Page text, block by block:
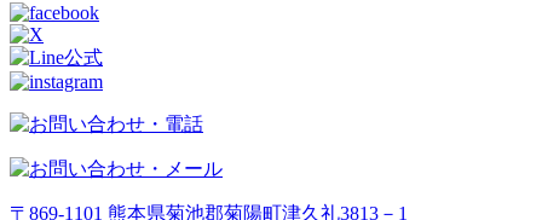
〒869-1101 熊本県菊池郡菊陽町津久礼3813－1